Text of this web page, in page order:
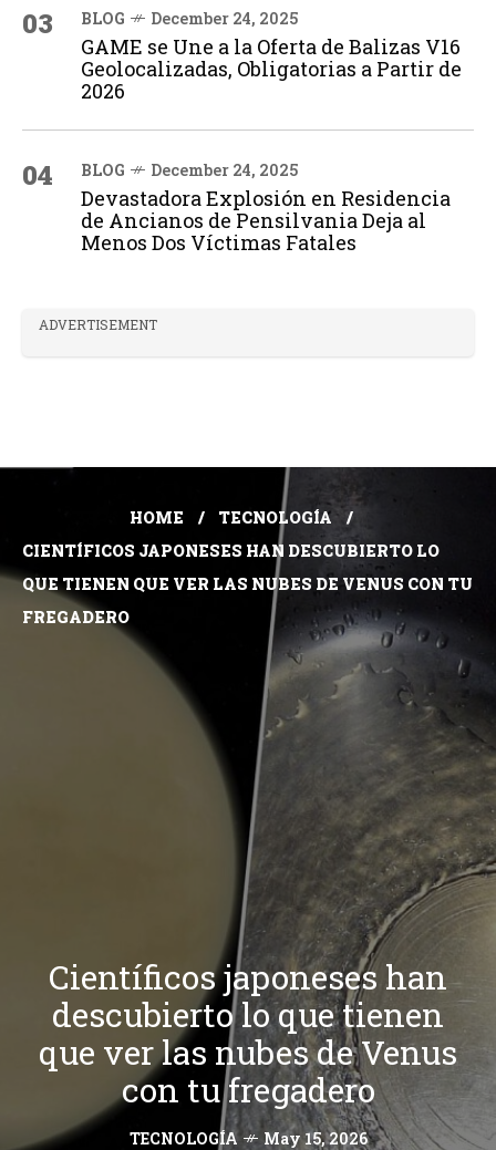
03 BLOG December 24, 2025
GAME se Une a la Oferta de Balizas V16
Geolocalizadas, Obligatorias a Partir de
2026
04 BLOG December 24, 2025
Devastadora Explosión en Residencia
de Ancianos de Pensilvania Deja al
Menos Dos Víctimas Fatales
ADVERTISEMENT
HOME
TECNOLOGÍA
CIENTÍFICOS JAPONESES HAN DESCUBIERTO LO
QUE TIENEN QUE VER LAS NUBES DE VENUS CON TU
FREGADERO
Científicos japoneses han
descubierto lo que tienen
que ver las nubes de Venus
con tu fregadero
TECNOLOGÍA May 15, 2026